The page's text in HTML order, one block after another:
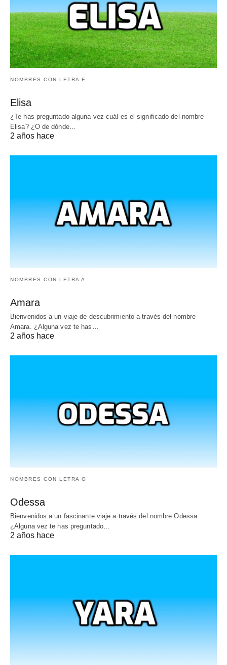
NOMBRES CON LETRA E
Elisa
¿Te has preguntado alguna vez cuál es el significado del nombre
Elisa? ¿O de dónde…
2 años hace
NOMBRES CON LETRA A
Amara
Bienvenidos a un viaje de descubrimiento a través del nombre
Amara. ¿Alguna vez te has…
2 años hace
NOMBRES CON LETRA O
Odessa
Bienvenidos a un fascinante viaje a través del nombre Odessa.
¿Alguna vez te has preguntado…
2 años hace